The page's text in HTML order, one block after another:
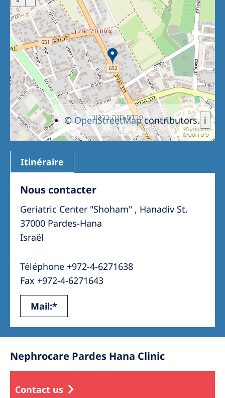
i
©OpenStreetMapcontributors.
Itinéraire
Nous contacter
Geriatric Center "Shoham" , Hanadiv St.
37000 Pardes-Hana
Israël
Téléphone +972-4-6271638
Fax +972-4-6271643
Mail:*
Nephrocare Pardes Hana Clinic
Contact us